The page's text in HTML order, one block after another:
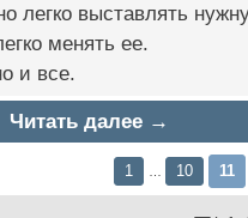
легко выставлять
менять ее.
и все.
Читать далее →
1 10 11